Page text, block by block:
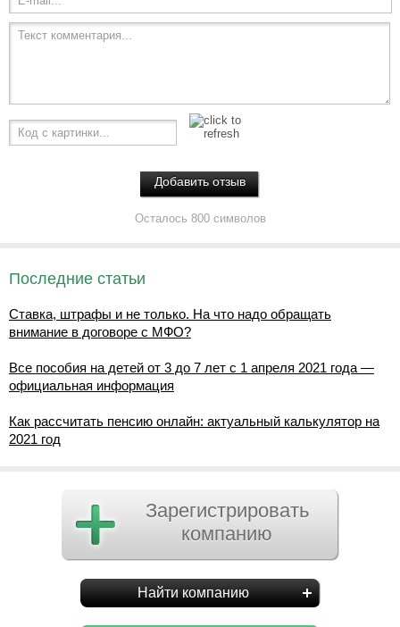
Текст комментария...
Код с картинки...
Осталось 800 символов
Последние статьи
Ставка, штрафы и не только. На что надо обращать
внимание в договоре с МФО?
Все пособия на детей от 3 до 7 лет с 1 апреля 2021 года —
официальная информация
Как рассчитать пенсию онлайн: актуальный калькулятор на
2021 год
Зарегистрировать
компанию
Найти компанию